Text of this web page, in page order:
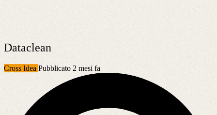
Dataclean
Cross Idea Pubblicato 2 mesi fa